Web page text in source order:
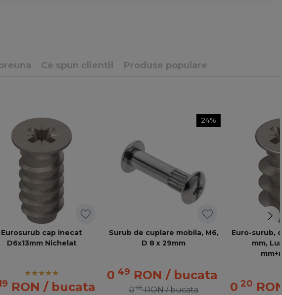
Ce spun clientii Produse populare
Eurosurub cap inecat
D6x13mm Nichelat
RON / bucata
24%
Surub de cuplare mobila, M6,
D 8 x 29mm
0 49 RON / bucata
065 RON / bucata
Euro-surub,
mm,
0 20